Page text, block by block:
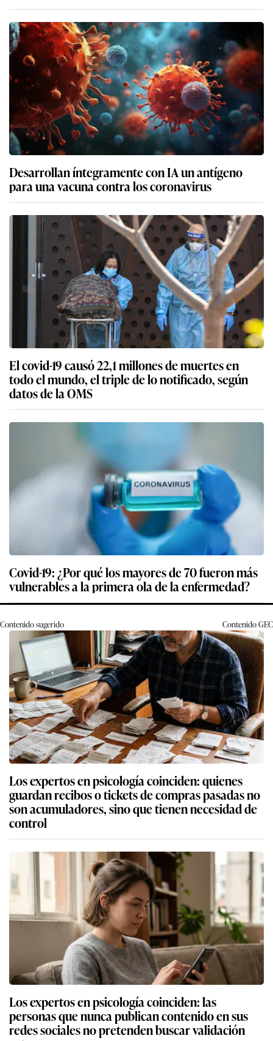
Desarrollan íntegramente con IA un antígeno
para una vacuna contra los coronavirus
El covid-19 causó 22,1 millones de muertes en
todo el mundo, el triple de lo notificado, según
datos de la OMS
Covid-19: ¿Por qué los mayores de 70 fueron más
vulnerables a la primera ola de la enfermedad?
Contenido sugerido ContenidoGEC
Los expertos en psicología coinciden: quienes
guardan recibos o tickets de compras pasadas no
son acumuladores, sino que tienen necesidad de
control
Los expertos en psicología coinciden: las
personas que nunca publican contenido en sus
redes sociales no pretenden buscar validación